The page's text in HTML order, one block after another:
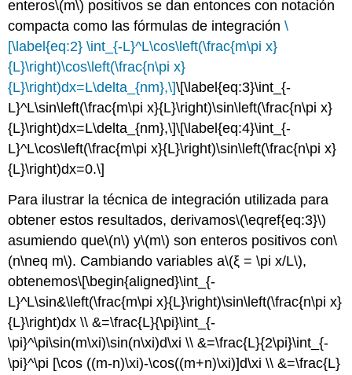
enteros\(m\) positivos se dan entonces con notación
compacta como las fórmulas de integración\
[\label{eq:2} \int_{-L}^L\cos\left(\frac{m\pi x}
{L}\right)\cos\left(\frac{n\pi x}
{L}\right)dx=L\delta_{nm},\]\[\label{eq:3}\int_{-
L}^L\sin\left(\frac{m\pi x}{L}\right)\sin\left(\frac{n\pi x}
{L}\right)dx=L\delta_{nm},\]\[\label{eq:4}\int_{-
L}^L\cos\left(\frac{m\pi x}{L}\right)\sin\left(\frac{n\pi x}
{L}\right)dx=0.\]
Para ilustrar la técnica de integración utilizada para
obtener estos resultados, derivamos\(\eqref{eq:3}\)
asumiendo que\(n\) y\(m\) son enteros positivos con\
(n\neq m\). Cambiando variables a\(ξ = \pi x/L\),
obtenemos\[\begin{aligned}\int_{-
L}^L\sin&\left(\frac{m\pi x}{L}\right)\sin\left(\frac{n\pi x}
{L}\right)dx \\ &=\frac{L}{\pi}\int_{-
\pi}^\pi\sin(m\xi)\sin(n\xi)d\xi \\ &=\frac{L}{2\pi}\int_{-
\pi}^\pi [\cos ((m-n)\xi)-\cos((m+n)\xi)]d\xi \\ &=\frac{L}